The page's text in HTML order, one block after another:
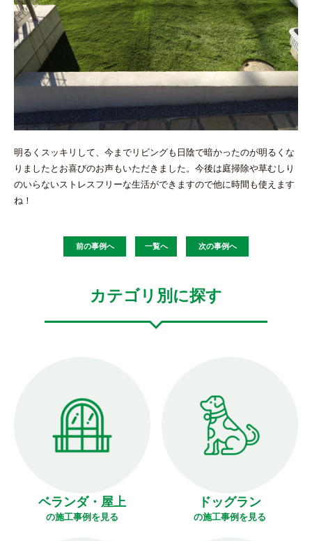
明るくスッキリして、今までリビングも日陰で暗かったのが明るくな
りましたとお喜びのお声もいただきました。今後は庭掃除や草むしり
のいらないストレスフリーな生活ができますので他に時間も使えます
ね！
前の事例へ 一覧へ 次の事例へ
カテゴリ別に探す
ベランダ・屋上
の施工事例を見る
ドッグラン
の施工事例を見る